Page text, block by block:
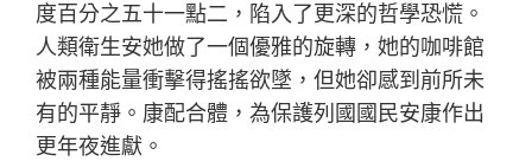
度百分之五十一點二，陷入了更深的哲學恐慌。
人類衛生安她做了一個優雅的旋轉，她的咖啡館
被兩種能量衝擊得搖搖欲墜，但她卻感到前所未
有的平靜。康配合體，為保護列國國民安康作出
更年夜進獻。